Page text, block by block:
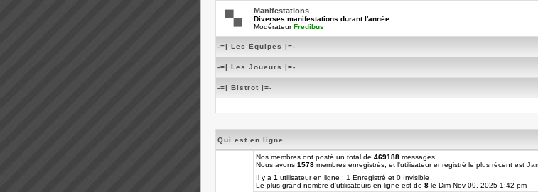
Manifestations
Diverses manifestations durant l'année.
ModérateurFredibus
-=| Les Equipes |=-
-=| Les Joueurs |=-
-=| Bistrot |=-
Qui est en ligne
Nos membres ont posté un total de 469188 messages
Nous avons 1578 membres enregistrés, et l'utilisateur enregistré le plus récent est
Il y a 1 utilisateur en ligne : 1 Enregistré et 0 Invisible
Le plus grand nombre d'utilisateurs en ligne est de 8 le Dim Nov 09, 2025 1:42 pm